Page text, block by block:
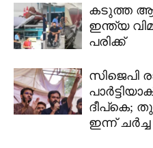
കടുത്ത
ഇന്ത്യ
പരിക്ക്
സിജെപി
ദീപ്കെ;
ഇന്ന്